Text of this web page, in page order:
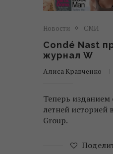
Новости СМИ
Condé Nast
журнал W
Алиса Кравченко
Теперь изданием
летней историей
Group.